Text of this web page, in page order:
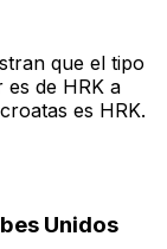
que el tipo
es de HRK a
es HRK.
Unidos